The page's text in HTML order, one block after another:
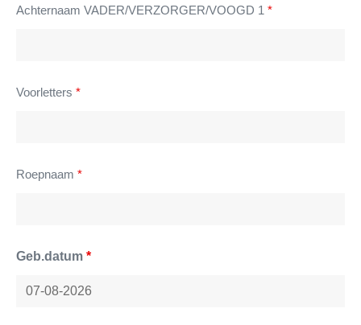
Achternaam VADER/VERZORGER/VOOGD 1 *
Voorletters *
Roepnaam *
Geb.datum *